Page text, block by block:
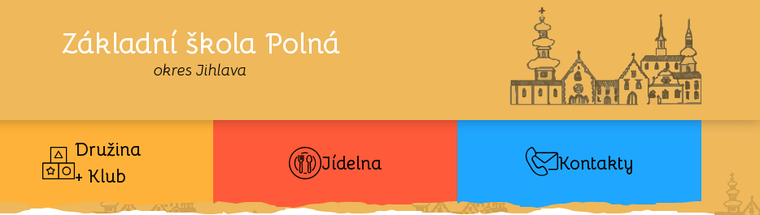
Základní škola Polná
okres Jihlava
Družina
+ Klub
Jídelna Kontakty